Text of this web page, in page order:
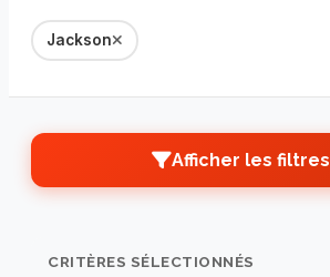
Jackson
Afficher les filtres
CRITÈRES SÉLECTIONNÉS